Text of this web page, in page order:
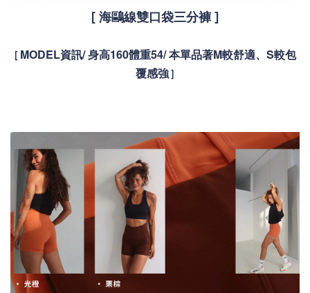
[ 海鷗線雙口袋三分褲 ]
[ MODEL資訊/ 身高160體重54/ 本單品著M較舒適、S較包
覆感強 ]